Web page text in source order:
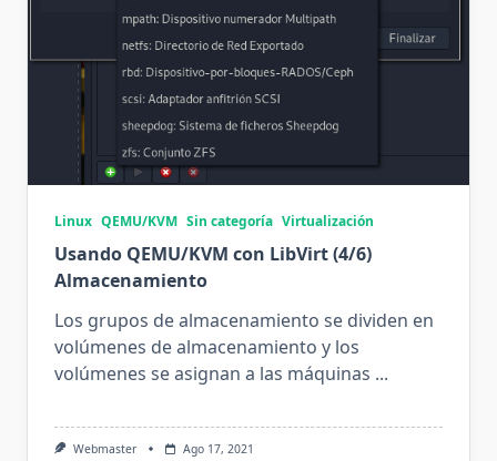
Linux QEMU/KVM Sin categoría Virtualización
Usando QEMU/KVM con LibVirt (4/6)
Almacenamiento
Los grupos de almacenamiento se dividen en
volúmenes de almacenamiento y ​​los
volúmenes se asignan a las máquinas ...
Webmaster Ago 17, 2021